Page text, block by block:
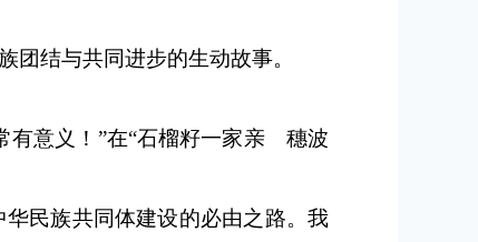
结与共同进步的生动故事。
有意义！”在“石榴籽一家亲 穗波
民族共同体建设的必由之路。我